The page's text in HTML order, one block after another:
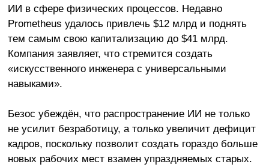
ИИ в сфере физических процессов. Недавно
Prometheus удалось привлечь $12 млрд и поднять
тем самым свою капитализацию до $41 млрд.
Компания заявляет, что стремится создать
«искусственного инженера с универсальными
навыками».
Безос убеждён, что распространение ИИ не только
не усилит безработицу, а только увеличит дефицит
кадров, поскольку позволит создать гораздо больше
новых рабочих мест взамен упраздняемых старых.